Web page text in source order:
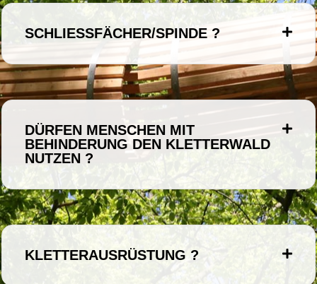
SCHLIESSFÄCHER/SPINDE ?
DÜRFEN MENSCHEN MIT
BEHINDERUNG DEN KLETTERWALD
NUTZEN ?
KLETTERAUSRÜSTUNG ?